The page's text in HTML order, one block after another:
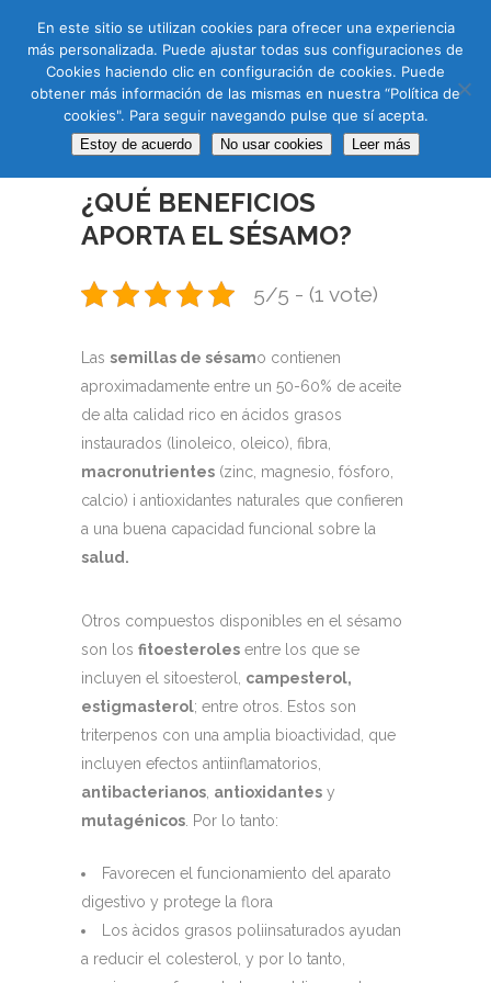
CAT ENG
02 NOV
¿QUÉ BENEFICIOS
APORTA EL SÉSAMO?
5/5 - (1 vote)
Las semillas de sésamo contienen
aproximadamente entre un 50-60% de aceite
de alta calidad rico en ácidos grasos
instaurados (linoleico, oleico), fibra,
macronutrientes (zinc, magnesio, fósforo,
calcio) i antioxidantes naturales que confieren
a una buena capacidad funcional sobre la
salud.
Otros compuestos disponibles en el sésamo
son los fitoesteroles entre los que se
incluyen el sitoesterol, campesterol,
estigmasterol; entre otros. Estos son
triterpenos con una amplia bioactividad, que
incluyen efectos antiinflamatorios,
antibacterianos antioxidantes y
mutagénicos . Por lo tanto:
Favorecen el funcionamiento del aparato
digestivo y protege la flora
Los àcidos grasos poliinsaturados ayudan
a reducir el colesterol, y por lo tanto,
En este sitio se utilizan cookies para ofrecer una experiencia
más personalizada. Puede ajustar todas sus configuraciones de
Cookies haciendo clic en configuración de cookies. Puede
obtener más información de las mismas en nuestra “Política de
cookies". Para seguir navegando pulse que sí acepta.
Estoy de acuerdo No usar cookies Leer más